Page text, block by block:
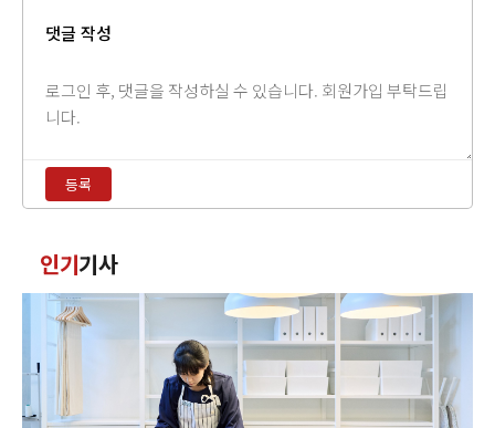
댓글 작성
력
등록
글
인기기사